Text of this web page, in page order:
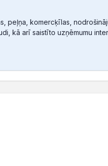
peļņa, komercķīlas,
kā arī saistīto uzņēmumu